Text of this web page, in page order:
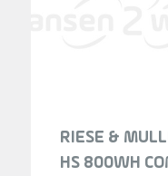
RIESE &
HS 800WH